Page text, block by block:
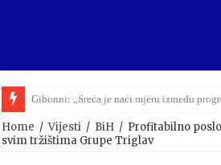
Lidl završio megacentar u BiH vrijedan
Home / Vijesti / BiH / Profitabilno
svim tržištima Grupe Triglav